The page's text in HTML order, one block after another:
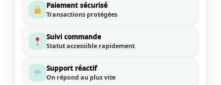
Paiement sécurisé
Transactions protégées
Suivi commande
Statut accessible rapidement
Support réactif
On répond au plus vite